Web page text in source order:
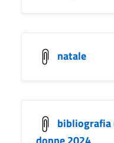
natale
bibliografia